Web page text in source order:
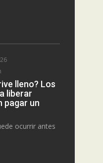
lleno? Los
liberar
pagar un
ocurrir antes